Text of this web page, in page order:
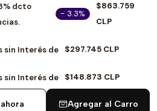
dcto
- 3.3%
$863.759
CLP
sin Interés de $297.745 CLP
sin Interés de $148.873 CLP
Agregar al Carro